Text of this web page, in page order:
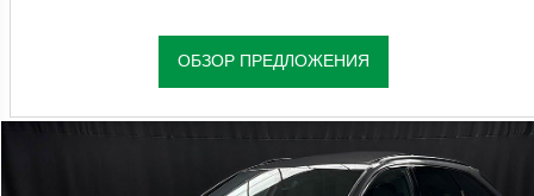
ОБЗОР ПРЕДЛОЖЕНИЯ